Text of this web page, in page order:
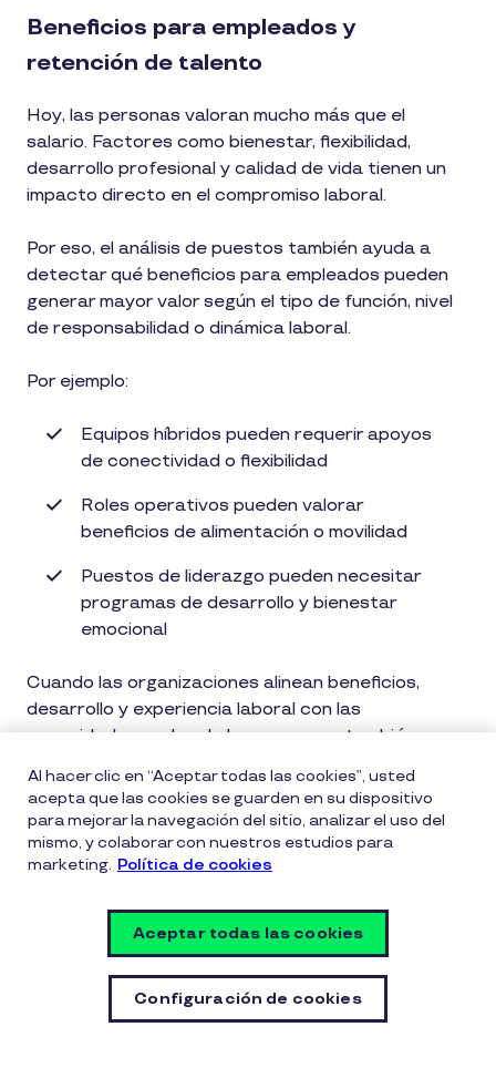
Beneficios para empleados y
retención de talento
Hoy, las personas valoran mucho más que el
salario. Factores como bienestar, flexibilidad,
desarrollo profesional y calidad de vida tienen un
impacto directo en el compromiso laboral.
Por eso, el análisis de puestos también ayuda a
detectar qué beneficios para empleados pueden
generar mayor valor según el tipo de función, nivel
de responsabilidad o dinámica laboral.
Por ejemplo:
Equipos híbridos pueden requerir apoyos
de conectividad o flexibilidad
Roles operativos pueden valorar
beneficios de alimentación o movilidad
Puestos de liderazgo pueden necesitar
programas de desarrollo y bienestar
emocional
Cuando las organizaciones alinean beneficios,
desarrollo y experiencia laboral con las
necesidades reales de las personas, también
culturas más sostenibles.
De hecho, distintos estudios laborales en México
muestran que los beneficios laborales continúan
colaboradores al momento de permanecer en una
Al hacer clic en “Aceptar todas las cookies”, usted
acepta que las cookies se guarden en su dispositivo
para mejorar la navegación del sitio, analizar el uso del
mismo, y colaborar con nuestros estudios para
marketing. Política de cookies
Configuración de cookies
Aceptar todas las cookies